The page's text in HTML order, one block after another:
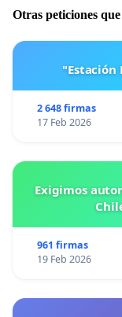
Otras peticiones
2 648 firmas
17 Feb 2026
Exigimos
961 firmas
19 Feb 2026